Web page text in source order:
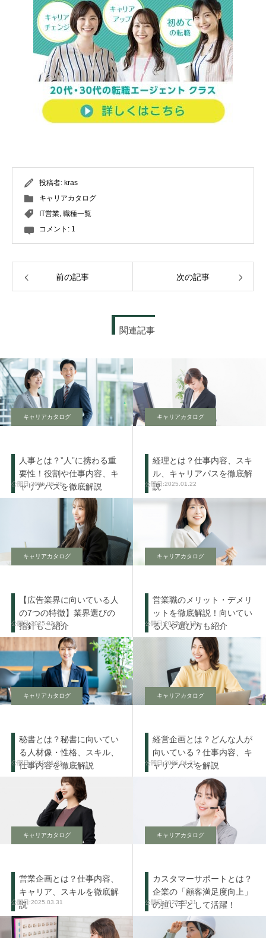
投稿者: kras
キャリアカタログ
IT営業, 職種一覧
コメント: 1
前の記事 次の記事
関連記事
キャリアカタログ
人事とは？”人”に携わる重
要性！役割や仕事内容、キ
ャリアパスを徹底解説
2025.03.28
キャリアカタログ
経理とは？仕事内容、スキ
ル、キャリアパスを徹底解
説 2025.01.22
キャリアカタログ
【広告業界に向いている人
の7つの特徴】業界選びの
指針もご紹介
2025.03.03
キャリアカタログ
営業職のメリット・デメリ
ットを徹底解説！向いてい
る人や選び方も紹介
2025.03.12
キャリアカタログ
秘書とは？秘書に向いてい
る人材像・性格、スキル、
仕事内容を徹底解説
2025.01.31
キャリアカタログ
経営企画とは？どんな人が
向いている？仕事内容、キ
ャリアパスを解説
2025.01.31
キャリアカタログ
営業企画とは？仕事内容、
キャリア、スキルを徹底解
説 2025.03.31
キャリアカタログ
カスタマーサポートとは？
企業の「顧客満足度向上」
の担い手として活躍！
2025.03.31